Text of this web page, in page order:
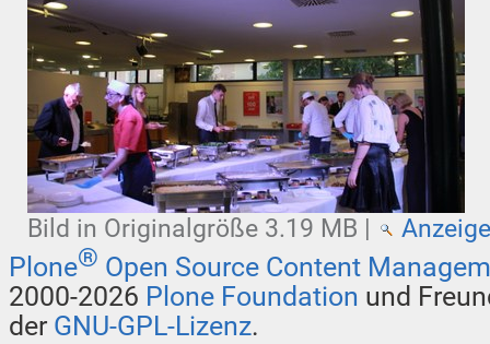
Bild in Originalgröße 3.19 MB |
Plone® Open Source Content
2000-2026 Plone Foundation und
der GNU-GPL-Lizenz.